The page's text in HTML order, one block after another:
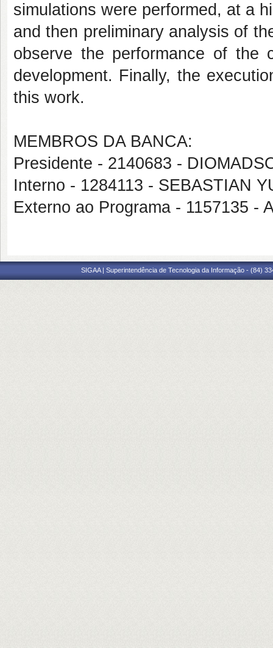
simulations were performed, at a
and then preliminary analysis of
observe the performance of the
development. Finally, the
this work.
MEMBROS DA BANCA:
Presidente - 2140683 -
Interno - 1284113 - SEBASTIAN
Externo ao Programa - 1157135 -
SIGAA | Superintendência de Tecnologia da Informação - (84)